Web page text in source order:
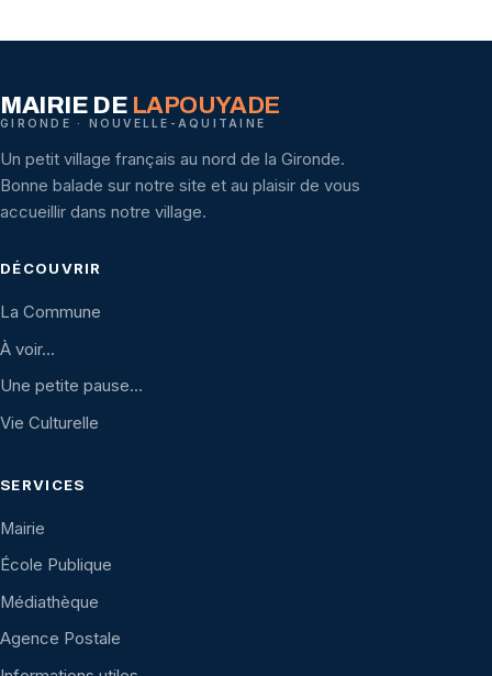
MAIRIE DE LAPOUYADE
GIRONDE · NOUVELLE-AQUITAINE
Un petit village français au nord de la Gironde.
Bonne balade sur notre site et au plaisir de vous
accueillir dans notre village.
DÉCOUVRIR
La Commune
À voir…
Une petite pause…
Vie Culturelle
SERVICES
Mairie
École Publique
Médiathèque
Agence Postale